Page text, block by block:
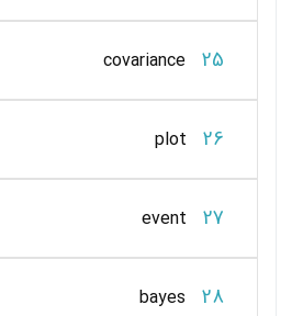
25
covariance
26
plot
27
event
28
bayes